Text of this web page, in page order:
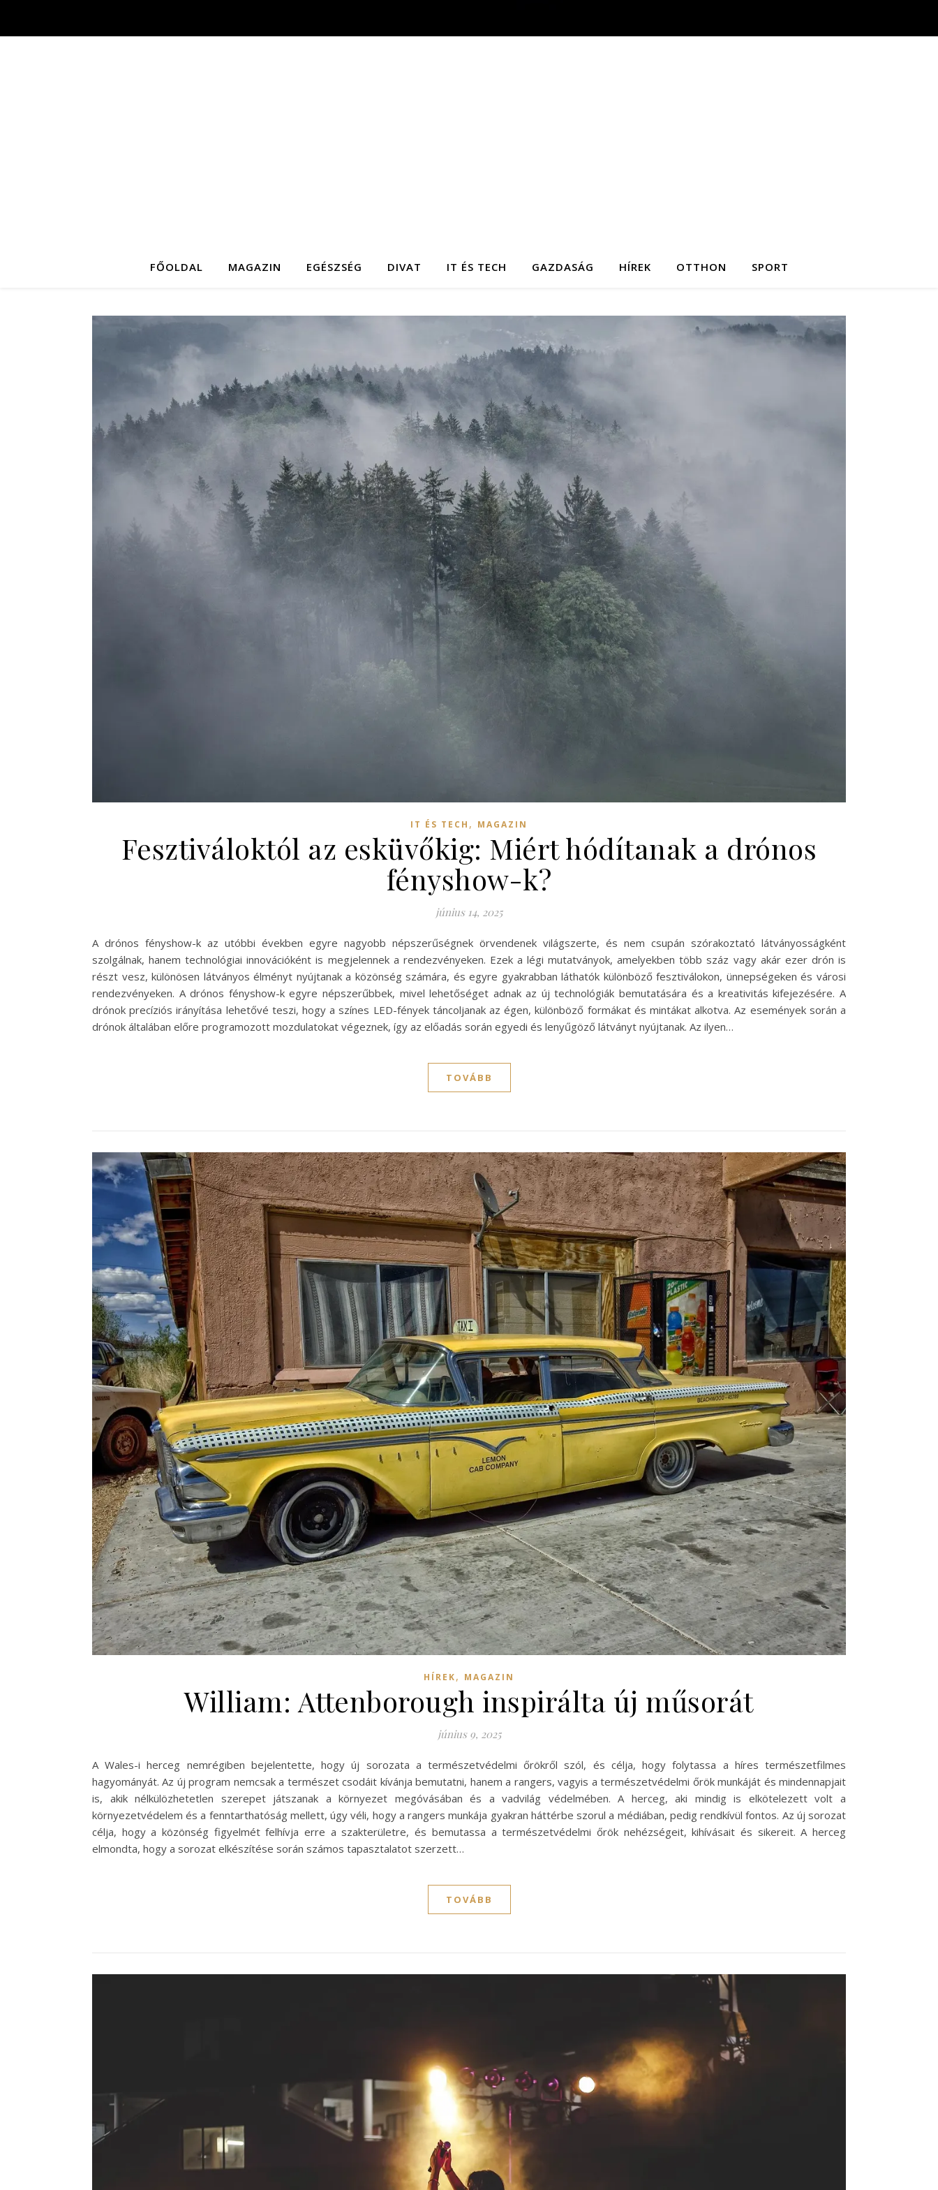
FŐOLDAL MAGAZIN EGÉSZSÉG DIVAT IT ÉS TECH GAZDASÁG HÍREK OTTHON SPORT
IT ÉS TECH , MAGAZIN
Fesztiváloktól az esküvőkig: Miért hódítanak a drónos
fényshow-k?
június 14, 2025
A drónos fényshow-k az utóbbi években egyre nagyobb népszerűségnek örvendenek világszerte, és nem csupán szórakoztató látványosságként
szolgálnak, hanem technológiai innovációként is megjelennek a rendezvényeken. Ezek a légi mutatványok, amelyekben több száz vagy akár ezer drón is
részt vesz, különösen látványos élményt nyújtanak a közönség számára, és egyre gyakrabban láthatók különböző fesztiválokon, ünnepségeken és városi
rendezvényeken. A drónos fényshow-k egyre népszerűbbek, mivel lehetőséget adnak az új technológiák bemutatására és a kreativitás kifejezésére. A
drónok precíziós irányítása lehetővé teszi, hogy a színes LED-fények táncoljanak az égen, különböző formákat és mintákat alkotva. Az események során a
drónok általában előre programozott mozdulatokat végeznek, így az előadás során egyedi és lenyűgöző látványt nyújtanak. Az ilyen…
TOVÁBB
HÍREK, MAGAZIN
William: Attenborough inspirálta új műsorát
június 9, 2025
A Wales-i herceg nemrégiben bejelentette, hogy új sorozata a természetvédelmi őrökről szól, és célja, hogy folytassa a híres természetfilmes
hagyományát. Az új program nemcsak a természet csodáit kívánja bemutatni, hanem a rangers, vagyis a természetvédelmi őrök munkáját és mindennapjait
is, akik nélkülözhetetlen szerepet játszanak a környezet megóvásában és a vadvilág védelmében. A herceg, aki mindig is elkötelezett volt a
környezetvédelem és a fenntarthatóság mellett, úgy véli, hogy a rangers munkája gyakran háttérbe szorul a médiában, pedig rendkívül fontos. Az új sorozat
célja, hogy a közönség figyelmét felhívja erre a szakterületre, és bemutassa a természetvédelmi őrök nehézségeit, kihívásait és sikereit. A herceg
elmondta, hogy a sorozat elkészítése során számos tapasztalatot szerzett…
TOVÁBB